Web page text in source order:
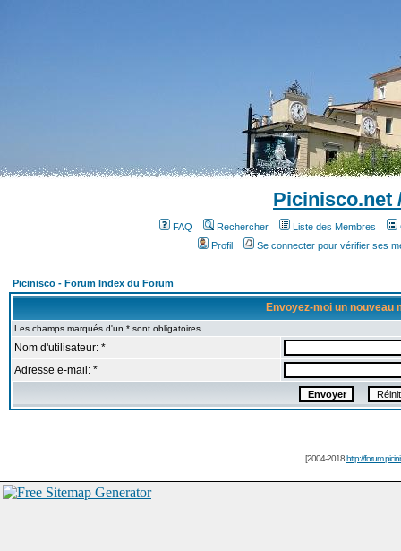
Picinisco.net
FAQ Rechercher Liste des Membres
Profil
Se connecter pour vérifier ses
Picinisco - Forum Index du Forum
Envoyez-moi un nouveau
Les champs marqués d'un * sont obligatoires.
Nom d'utilisateur: *
Adresse e-mail: *
[2004-2018http://